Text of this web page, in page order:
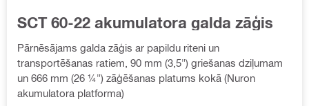
SCT 60-22 akumulatora galda zāģis
Pārnēsājams galda zāģis ar papildu riteni un
transportēšanas ratiem, 90 mm (3,5") griešanas dziļumam
un 666 mm (26 ¼") zāģēšanas platums kokā (Nuron
akumulatora platforma)